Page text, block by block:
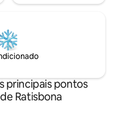
principais pontos
Ratisbona